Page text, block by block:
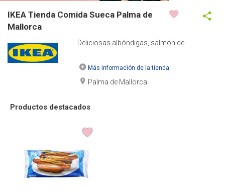
IKEA Tienda Comida Sueca Palma de
Mallorca
Deliciosas albóndigas, salmón de...
Más información de la tienda
Palma de Mallorca
Productos destacados